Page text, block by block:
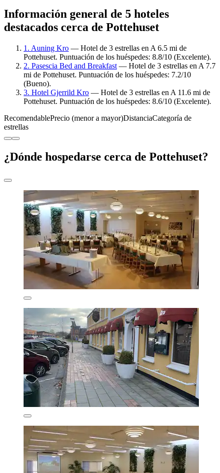
Información general de 5 hoteles
destacados cerca de Pottehuset
1. Auning Kro — Hotel de 3 estrellas en A 6.5 mi de
Pottehuset. Puntuación de los huéspedes: 8.8/10 (Excelente).
2. Pasescia Bed and Breakfast — Hotel de 3 estrellas en A 7.7
mi de Pottehuset. Puntuación de los huéspedes: 7.2/10
(Bueno).
3. Hotel Gjerrild Kro — Hotel de 3 estrellas en A 11.6 mi de
Pottehuset. Puntuación de los huéspedes: 8.6/10 (Excelente).
RecomendablePrecio (menor a mayor)DistanciaCategoría de
estrellas
¿Dónde hospedarse cerca de Pottehuset?